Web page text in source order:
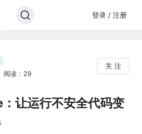
登录 / 注册
阅读：29
关 注
让运行不安全代码变